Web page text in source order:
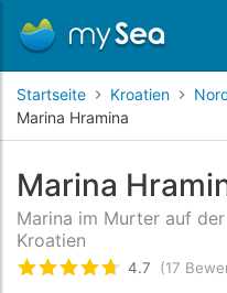
Startseite Kroatien
Marina Hramina
Marina
Marina im Murter auf
Kroatien
bewertet4.7/5
4.7 (17